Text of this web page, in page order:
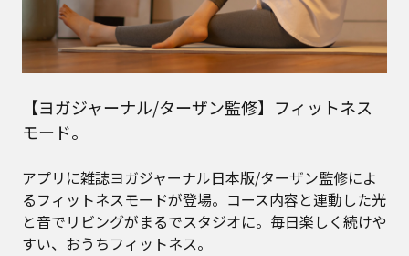
【ヨガジャーナル/ターザン監修】フィットネス
モード。
アプリに雑誌ヨガジャーナル日本版/ターザン監修によ
るフィットネスモードが登場。コース内容と連動した光
と音でリビングがまるでスタジオに。毎日楽しく続けや
すい、おうちフィットネス。